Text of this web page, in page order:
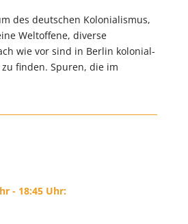
des deutschen Kolonialismus,
Weltoffene, diverse
wie vor sind in Berlin kolonial-
finden. Spuren, die im
- 18:45 Uhr: